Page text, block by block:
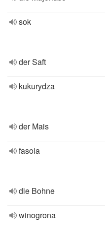
sok
der Saft
kukurydza
der Mais
fasola
die Bohne
winogrona